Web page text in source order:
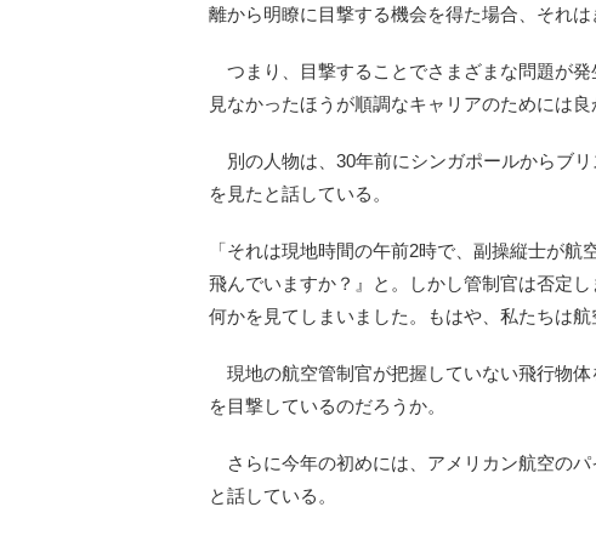
離から明瞭に目撃する機会を得た場合、それは
つまり、目撃することでさまざまな問題が
見なかったほうが順調なキャリアのためには良
別の人物は、30年前にシンガポールからブ
を見たと話している。
「それは現地時間の午前2時で、副操縦士が
飛んでいますか？』と。しかし管制官は否定
何かを見てしまいました。もはや、私たちは
現地の航空管制官が把握していない飛行物
を目撃しているのだろうか。
さらに今年の初めには、アメリカン航空の
と話している。